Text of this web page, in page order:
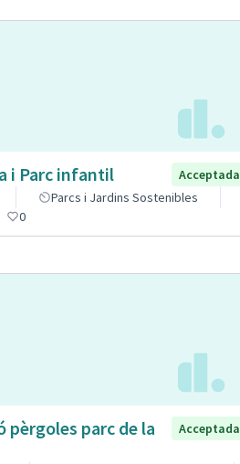
i Parc infantil
Acceptada
Parcs i Jardins Sostenibles
0
pèrgoles parc de la
Acceptada